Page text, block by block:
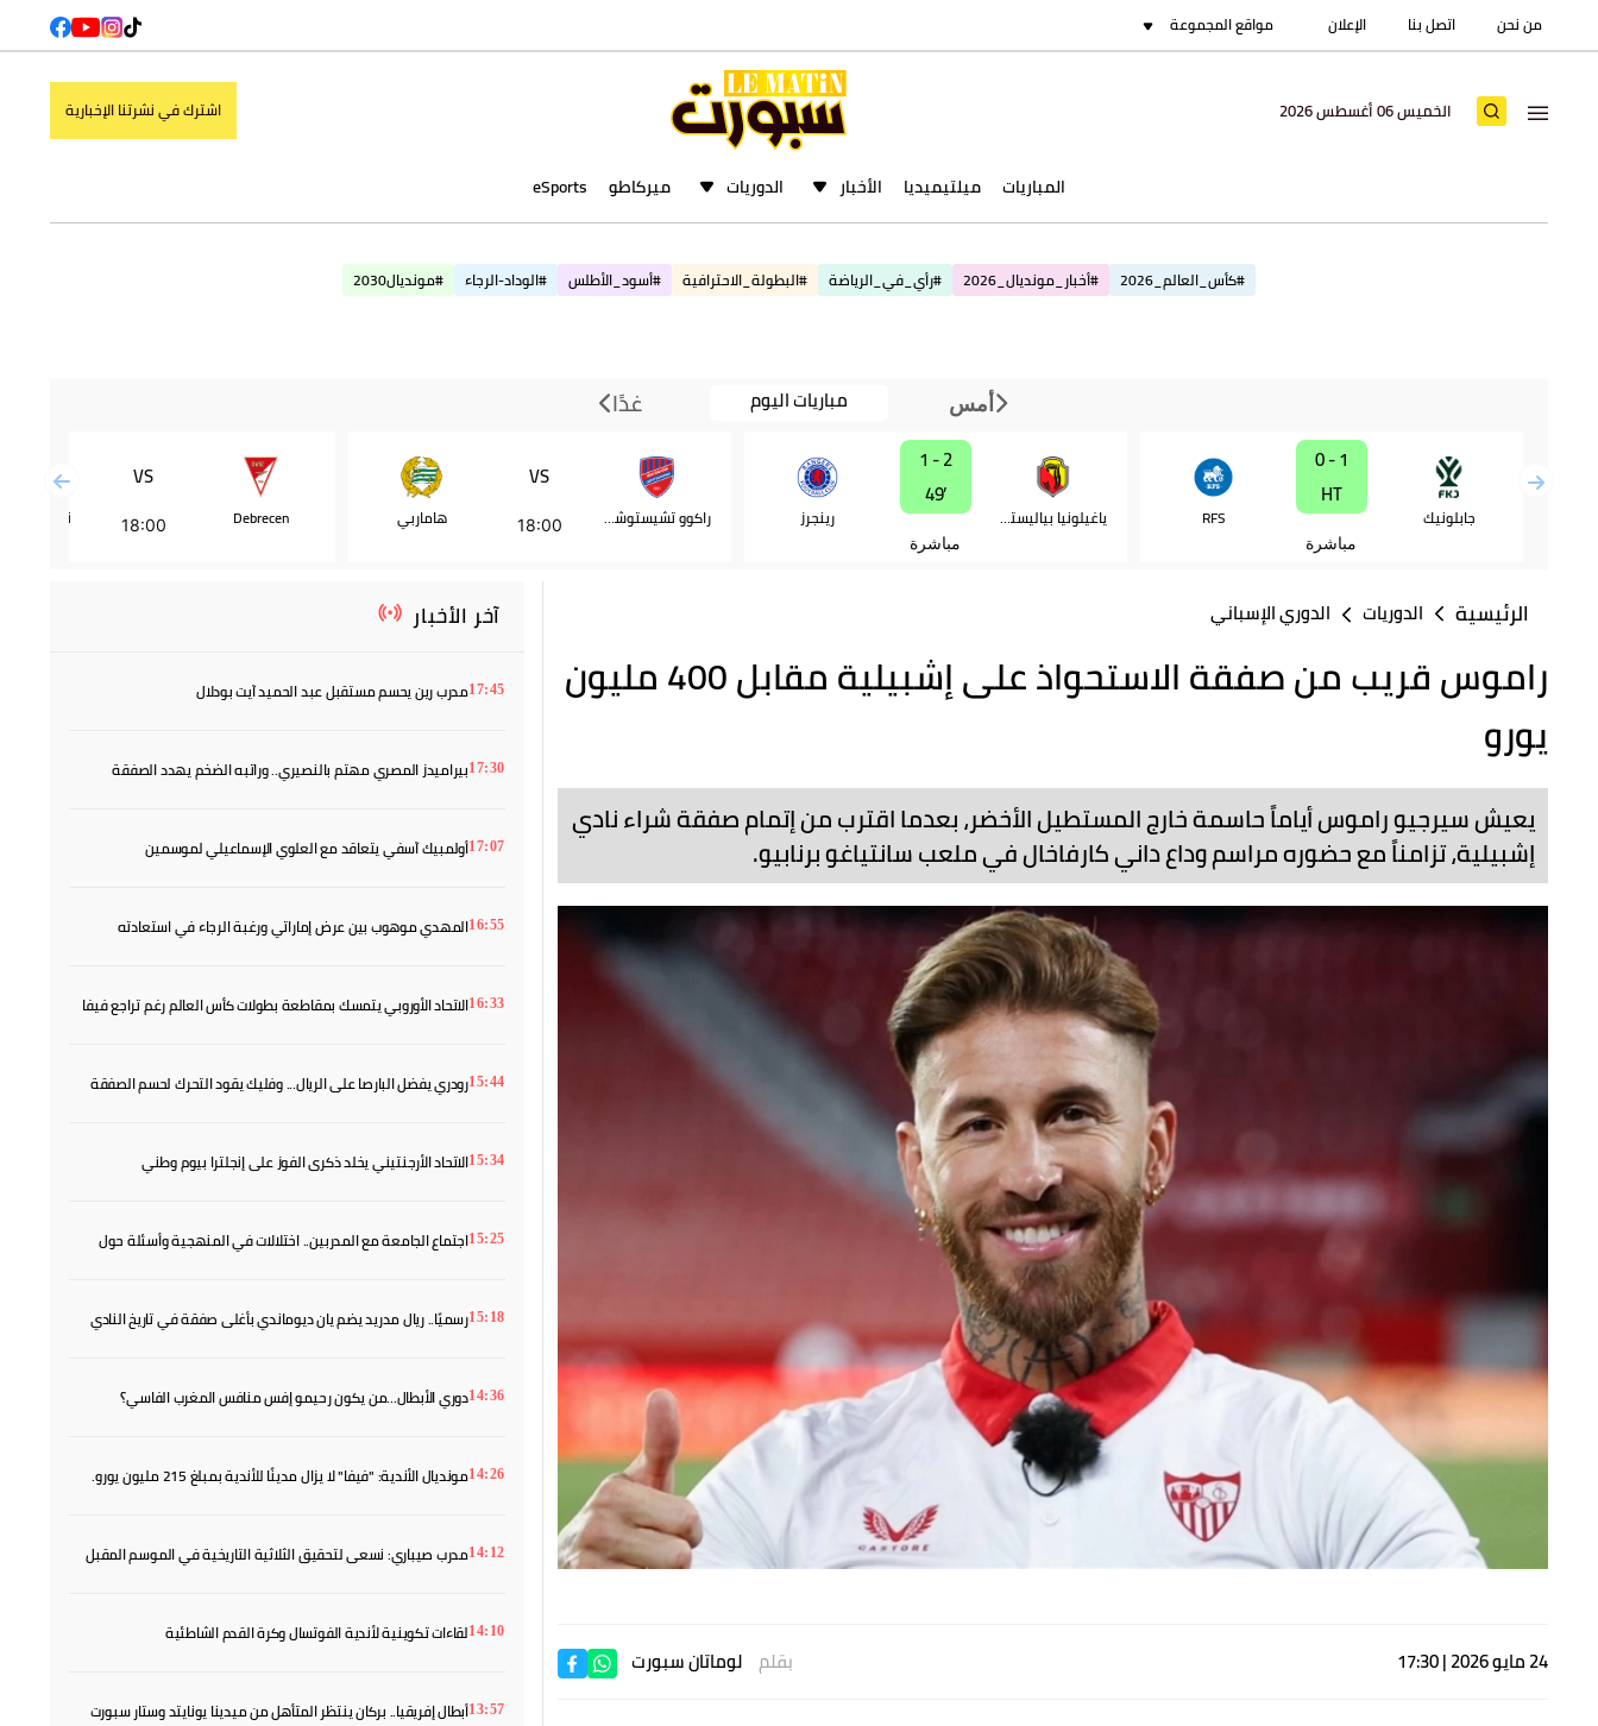
من نحن اتصل بنا الإعلان مواقع المجموعة
الخميس 06 أغسطس 2026 اشترك في نشرتنا الإخبارية
المباريات ميلتيميديا الأخبار الدوريات ميركاطو eSports
#كأس_العالم_2026 #أخبار_مونديال_2026 #رأي_في_الرياضة #البطولة_الاحترافية #أسود_الأطلس #الوداد-الرجاء #مونديال2030
أمس مباريات اليوم غدًا
جابلونيك
1 - 0
HT
مباشرة
RFS ياغيلونيا بياليستوك
2 - 1
49‎’‎
مباشرة
رينجرز راكوو تشيستوشوا
VS
18:00 هاماربي Debrecen
VS
18:00 نادي
الرئيسية الدوريات الدوري الإسباني
راموس قريب من صفقة الاستحواذ على إشبيلية مقابل 400 مليون
يورو
يعيش سيرجيو راموس أياماً حاسمة خارج المستطيل الأخضر، بعدما اقترب من إتمام صفقة شراء نادي
إشبيلية، تزامناً مع حضوره مراسم وداع داني كارفاخال في ملعب سانتياغو برنابيو.
24 مايو 2026 | 17:30 بقلم لوماتان سبورت
آخر الأخبار
17:45مدرب رين يحسم مستقبل عبد الحميد آيت بودلال
17:30بيراميدز المصري مهتم بالنصيري.. وراتبه الضخم يهدد الصفقة
17:07أولمبيك آسفي يتعاقد مع العلوي الإسماعيلي لموسمين
16:55المهدي موهوب بين عرض إماراتي ورغبة الرجاء في استعادته
16:33الاتحاد الأوروبي يتمسك بمقاطعة بطولات كأس العالم رغم تراجع فيفا
15:44رودري يفضل البارصا على الريال... وفليك يقود التحرك لحسم الصفقة
15:34الاتحاد الأرجنتيني يخلد ذكرى الفوز على إنجلترا بيوم وطني
15:25اجتماع الجامعة مع المدربين.. اختلالات في المنهجية وأسئلة حول
15:18رسميًا.. ريال مدريد يضم يان ديوماندي بأغلى صفقة في تاريخ النادي
14:36دوري الأبطال...من يكون رحيمو إفس منافس المغرب الفاسي؟
14:26مونديال الأندية: "فيفا" لا يزال مدينًا للأندية بمبلغ 215 مليون يورو.
14:12مدرب صيباري: نسعى لتحقيق الثلاثية التاريخية في الموسم المقبل
14:10لقاءات تكوينية لأندية الفوتسال وكرة القدم الشاطئية
13:57أبطال إفريقيا.. بركان ينتظر المتأهل من ميدينا يونايتد وستار سبورت